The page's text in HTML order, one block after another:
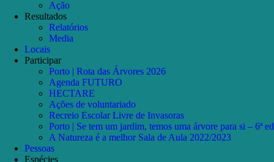
Ação
Resultados
Relatórios
Media
Locais
Participar
Porto | Rota das Árvores 2026
Agenda FUTURO
HECTARE
Ações de voluntariado
Recreio Escolar Livre de Invasoras
Porto | Se tem um jardim, temos uma árvore para si – 6ª
A Natureza é a melhor Sala de Aula 2022/2023
Pessoas
Espécies